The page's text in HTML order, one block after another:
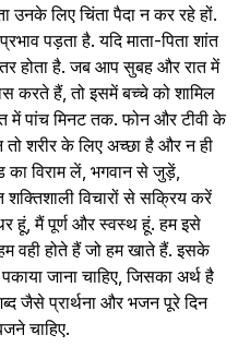
उनके लिए चिंता पैदा न कर रहे हों.
पड़ता है. यदि माता-पिता शांत
होता है. जब आप सुबह और रात में
करते हैं, तो इसमें बच्चे को शामिल
में पांच मिनट तक. फोन और टीवी के
शरीर के लिए अच्छा है और न ही
विराम लें, भगवान से जुड़ें,
विचारों से सक्रिय करें
हूं, मैं पूर्ण और स्वस्थ हूं. हम इसे
वही होते हैं जो हम खाते हैं. इसके
जाना चाहिए, जिसका अर्थ है
जैसे प्रार्थना और भजन पूरे दिन
चाहिए.